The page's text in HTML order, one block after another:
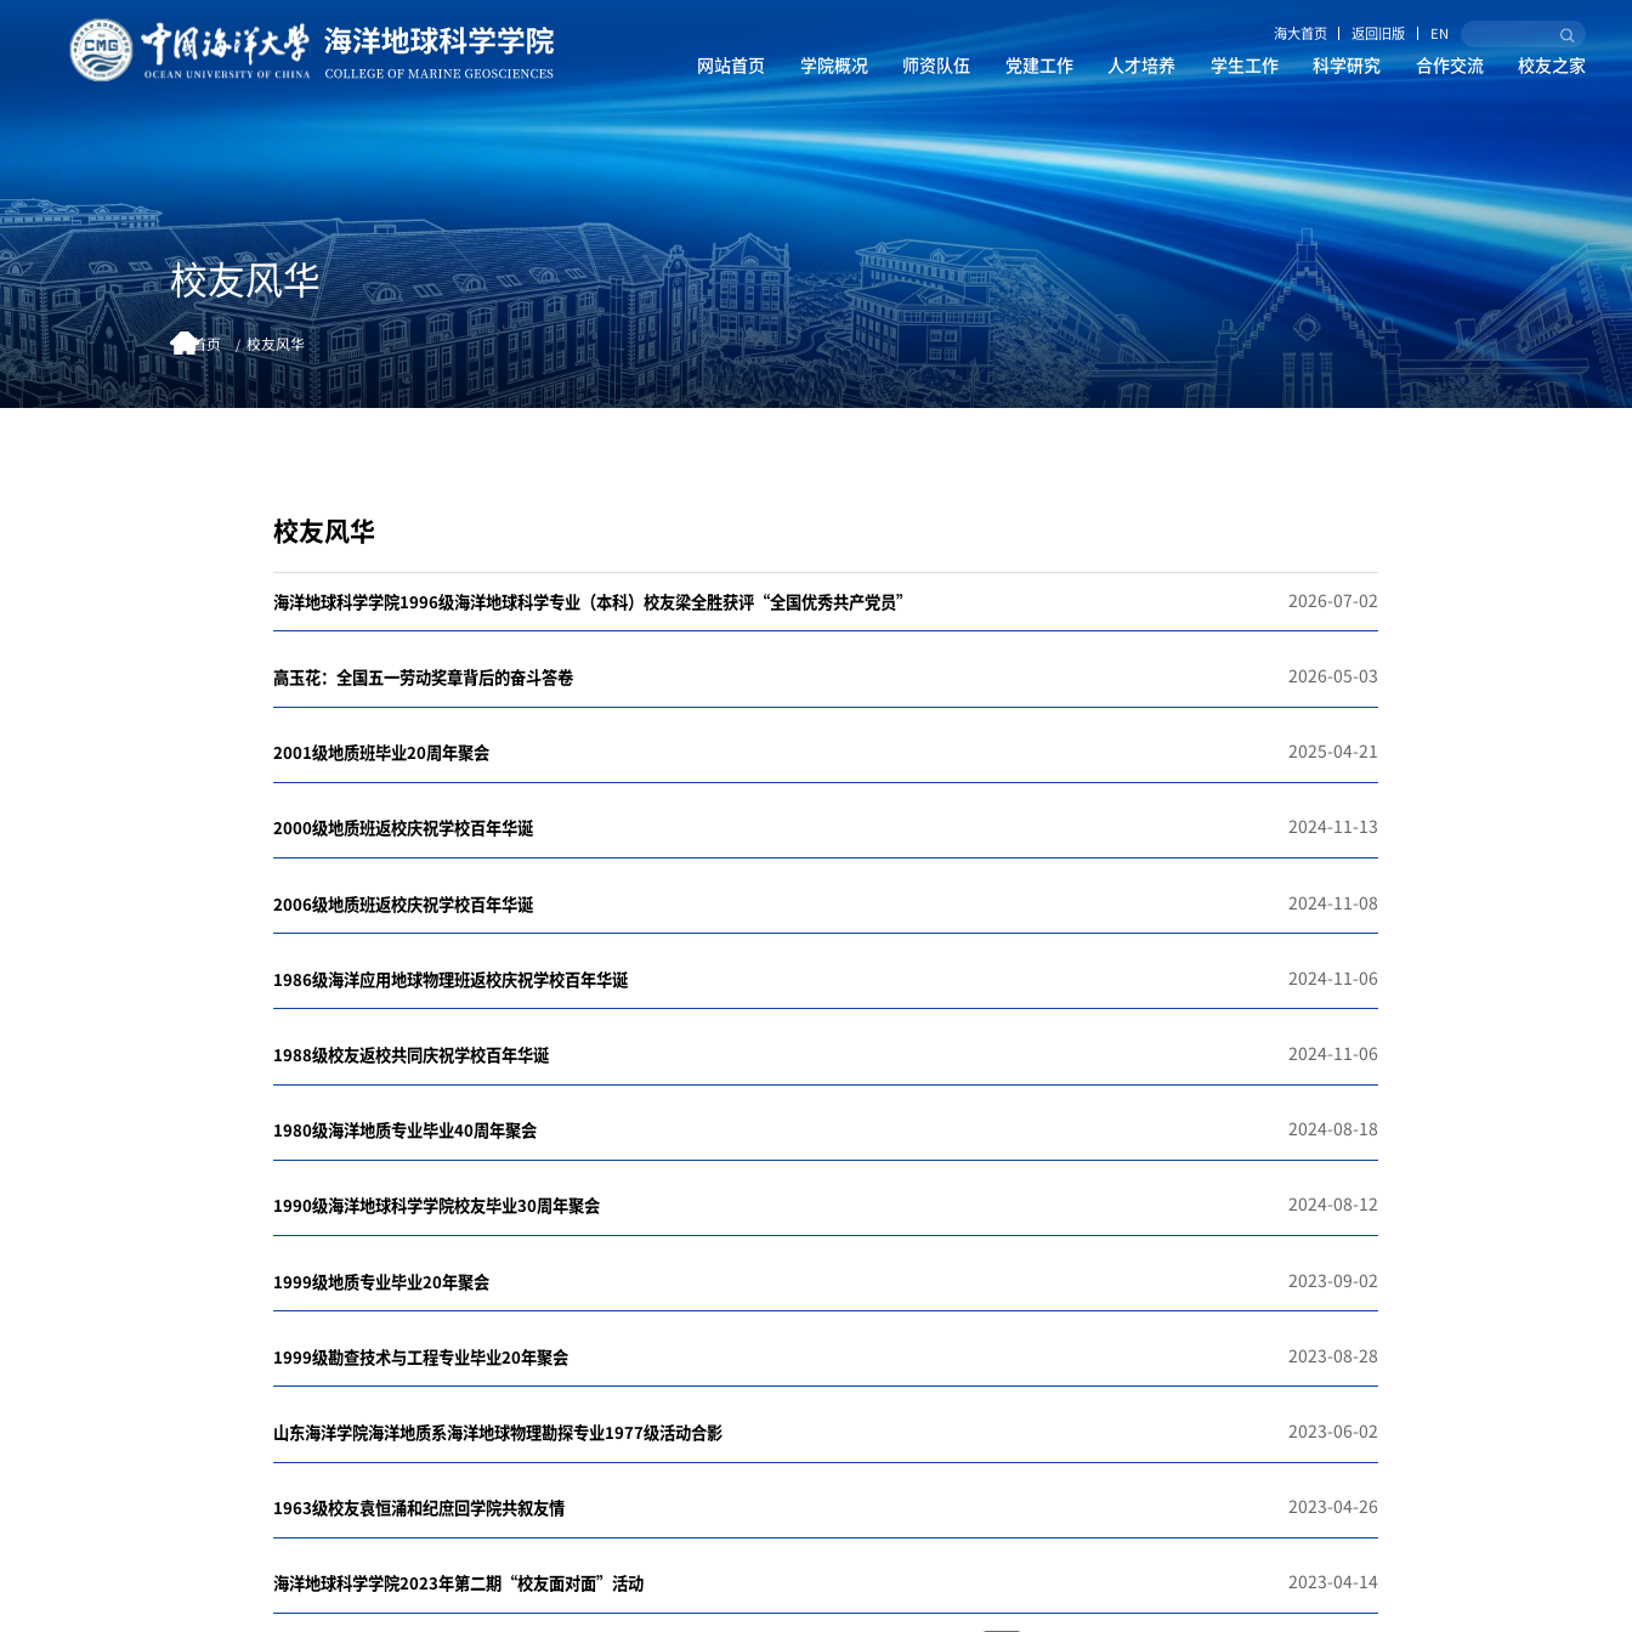
海大首页 返回旧版 EN
网站首页 学院概况 师资队伍 党建工作 人才培养 学生工作 科学研究 合作交流 校友之家
校友风华
首页 校友风华
校友风华
海洋地球科学学院1996级海洋地球科学专业（本科）校友梁全胜获评“全国优秀共产党员” 2026-07-02
高玉花：全国五一劳动奖章背后的奋斗答卷 2026-05-03
2001级地质班毕业20周年聚会 2025-04-21
2000级地质班返校庆祝学校百年华诞 2024-11-13
2006级地质班返校庆祝学校百年华诞 2024-11-08
1986级海洋应用地球物理班返校庆祝学校百年华诞 2024-11-06
1988级校友返校共同庆祝学校百年华诞 2024-11-06
1980级海洋地质专业毕业40周年聚会 2024-08-18
1990级海洋地球科学学院校友毕业30周年聚会 2024-08-12
1999级地质专业毕业20年聚会 2023-09-02
1999级勘查技术与工程专业毕业20年聚会 2023-08-28
山东海洋学院海洋地质系海洋地球物理勘探专业1977级活动合影 2023-06-02
1963级校友袁恒涌和纪庶回学院共叙友情 2023-04-26
海洋地球科学学院2023年第二期“校友面对面”活动 2023-04-14